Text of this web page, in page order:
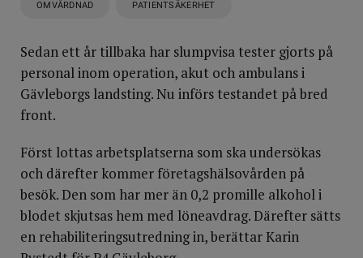
OMVÅRDNAD PATIENTSÄKERHET
Sedan ett år tillbaka har slumpvisa tester gjorts på
personal inom operation, akut och ambulans i
Gävleborgs landsting. Nu införs testandet på bred
front.
Först lottas arbetsplatserna som ska undersökas
och därefter kommer företagshälsovården på
besök. Den som har mer än 0,2 promille alkohol i
blodet skjutsas hem med löneavdrag. Därefter sätts
en rehabiliteringsutredning in, berättar Karin